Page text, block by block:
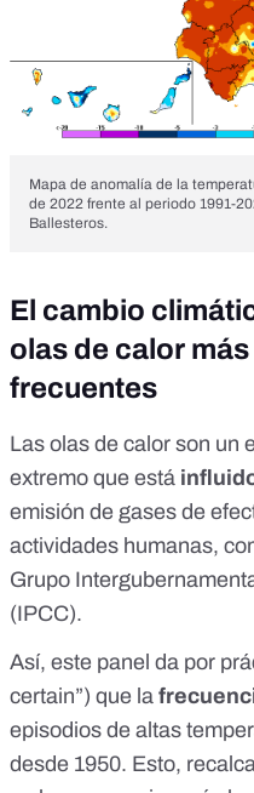
Mapa de anomalía de la
de 2022 frente al periodo 1991-
Ballesteros.
El cambio
olas de calor
frecuentes
Las olas de calor son un
extremo que está
emisión de gases de
actividades humanas,
Grupo
(IPCC).
Así, este panel da por
certain”) que la
episodios de altas
desde 1950. Esto,